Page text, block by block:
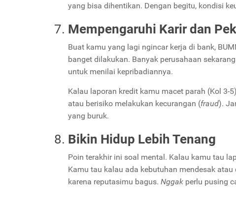
yang bisa dihentikan. Dengan begitu, kondisi
Mempengaruhi Karir dan
Buat kamu yang lagi ngincar kerja di bank,
banget dilakukan. Banyak perusahaan
untuk menilai kepribadiannya.
Kalau laporan kredit kamu macet parah (Kol 3-
atau berisiko melakukan kecurangan (fraud).
yang buruk.
Bikin Hidup Lebih Tenang
Poin terakhir ini soal mental. Kalau kamu tau
Kamu tau kalau ada kebutuhan mendesak
karena reputasimu bagus. Nggak perlu pusing